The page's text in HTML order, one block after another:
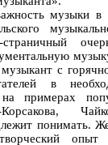
музыки в
с
в
примерах
понимать.